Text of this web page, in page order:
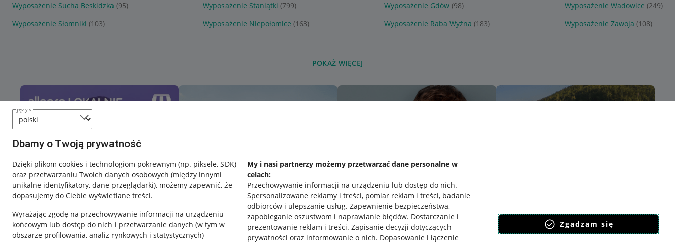
język
Dbamy o Twoją prywatność
Dzięki plikom cookies i technologiom pokrewnym (np. piksele, SDK)
oraz przetwarzaniu Twoich danych osobowych (między innymi
unikalne identyfikatory, dane przeglądarki), możemy zapewnić, że
dopasujemy do Ciebie wyświetlane treści.
Wyrażając zgodę na przechowywanie informacji na urządzeniu
końcowym lub dostęp do nich i przetwarzanie danych (w tym w
obszarze profilowania, analiz rynkowych i statystycznych)
My i nasi partnerzy możemy przetwarzać dane personalne w
celach:
Przechowywanie informacji na urządzeniu lub dostęp do nich.
Spersonalizowane reklamy i treści, pomiar reklam i treści, badanie
odbiorców i ulepszanie usług. Zapewnienie bezpieczeństwa,
zapobieganie oszustwom i naprawianie błędów. Dostarczanie i
prezentowanie reklam i treści. Zapisanie decyzji dotyczących
prywatności oraz informowanie o nich. Dopasowanie i łączenie
Zgadzam się
Wyposażenie Sucha Beskidzka (95) Wyposażenie Staniątki (799) Wyposażenie Gdów (98) Wyposażenie Wadowice (249)
Wyposażenie Słomniki (103) Wyposażenie Niepołomice (163) Wyposażenie Raba Wyżna (183) Wyposażenie Zawoja (108)
POKAŻ WIĘCEJ